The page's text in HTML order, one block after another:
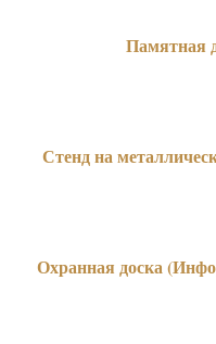
Памятная
Стенд на
Охранная доска